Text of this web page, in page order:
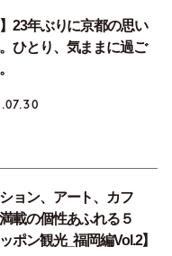
23年ぶりに京都の思い
ひとり、気ままに過ご
ョン、アート、カフ
載の個性あふれる５
ポン観光_福岡編Vol.2】